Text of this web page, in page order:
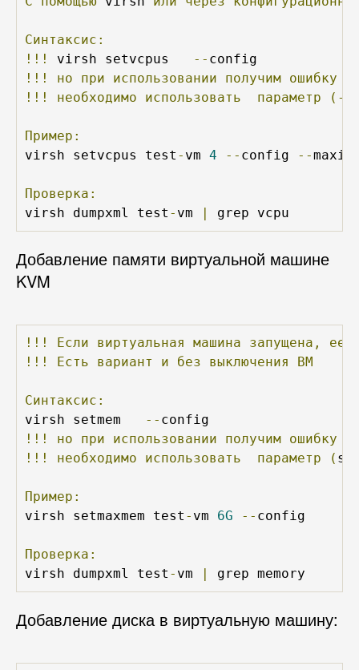
Синтаксис:
!!!
virsh setvcpus --
!!!
но при использовании получим ошибку
!!!
необходимо использовать параметр (--
Пример:
virsh setvcpus test - vm 4 -- config --
Проверка:
virsh dumpxml test - vm | grep vcpu
Добавление памяти виртуальной машине
KVM
!!! Если виртуальная машина запущена, ее
!!!
Есть вариант и без выключения ВМ
Синтаксис:
virsh setmem
--
!!!
но при использовании получим ошибку
!!!
необходимо использовать параметр (
Пример:
virsh setmaxmem test - vm 6G -- config
Проверка:
virsh dumpxml test - vm | grep memory
Добавление диска в виртуальную машину: